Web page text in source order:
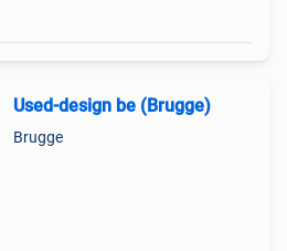
Used-design be (Brugge)
Brugge